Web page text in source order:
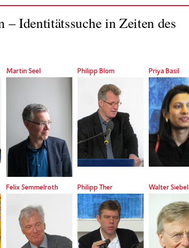
– Identitätssuche in Zeiten des
Martin Seel Philipp Blom Priya Basil
Felix Semmelroth Philipp Ther Walter Siebel